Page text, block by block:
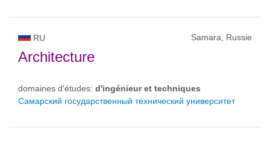
RU Samara, Russie
Architecture
domaines d'études: d'ingénieur et techniques
Самарский государственный технический университет